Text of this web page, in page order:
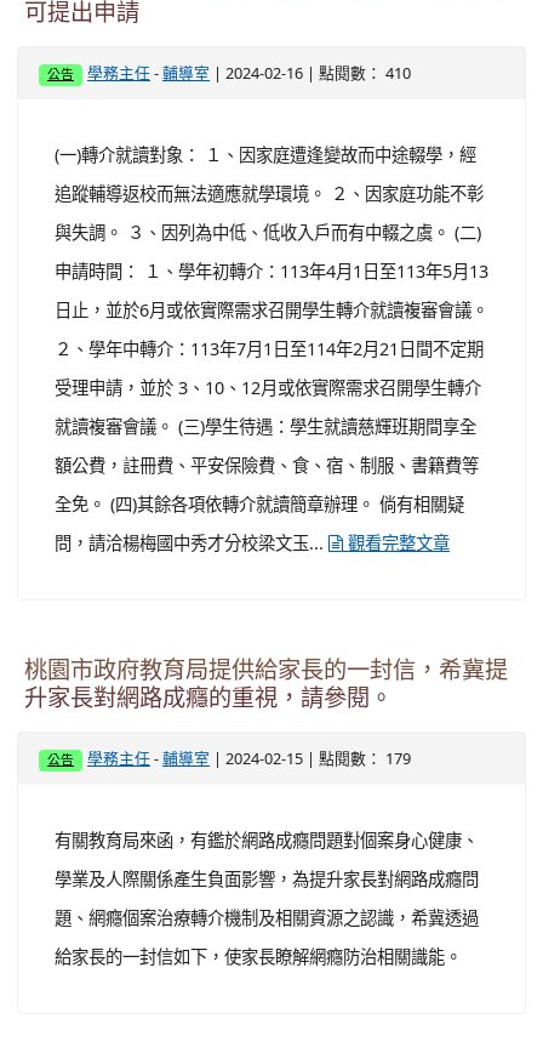
可提出申請
公告 學務主任 -輔導室 | 2024-02-16 | 點閱數： 410
(一)轉介就讀對象： １、因家庭遭逢變故而中途輟學，經
追蹤輔導返校而無法適應就學環境。 ２、因家庭功能不彰
與失調。 ３、因列為中低、低收入戶而有中輟之虞。 (二)
申請時間： １、學年初轉介：113年4月1日至113年5月13
日止，並於6月或依實際需求召開學生轉介就讀複審會議。
２、學年中轉介：113年7月1日至114年2月21日間不定期
受理申請，並於 3、10、12月或依實際需求召開學生轉介
就讀複審會議。 (三)學生待遇：學生就讀慈輝班期間享全
額公費，註冊費、平安保險費、食、宿、制服、書籍費等
全免。 (四)其餘各項依轉介就讀簡章辦理。 倘有相關疑
問，請洽楊梅國中秀才分校梁文玉...
觀看完整文章
桃園市政府教育局提供給家長的一封信，希冀提
升家長對網路成癮的重視，請參閱。
公告 學務主任 -輔導室 | 2024-02-15 | 點閱數： 179
有關教育局來函，有鑑於網路成癮問題對個案身心健康、
學業及人際關係產生負面影響，為提升家長對網路成癮問
題、網癮個案治療轉介機制及相關資源之認識，希冀透過
給家長的一封信如下，使家長瞭解網癮防治相關識能。